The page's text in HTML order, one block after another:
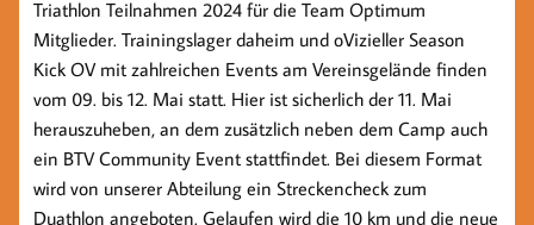
Triathlon Teilnahmen 2024 für die Team Optimum
Mitglieder. Trainingslager daheim und oVizieller Season
Kick OV mit zahlreichen Events am Vereinsgelände finden
vom 09. bis 12. Mai statt. Hier ist sicherlich der 11. Mai
herauszuheben, an dem zusätzlich neben dem Camp auch
ein BTV Community Event stattfindet. Bei diesem Format
wird von unserer Abteilung ein Streckencheck zum
Duathlon angeboten. Gelaufen wird die 10 km und die neue